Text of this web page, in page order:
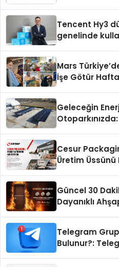
Tencent Hy3
genelinde
Mars
İşe Götür
Geleceğin
Cesur
Üretim
Güncel 30
Dayanıklı
Telegram
Bulunur?: